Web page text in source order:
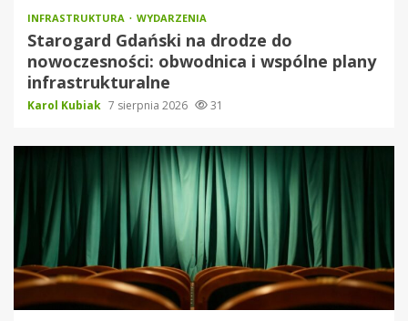
INFRASTRUKTURA WYDARZENIA
Starogard Gdański na drodze do
nowoczesności: obwodnica i wspólne plany
infrastrukturalne
Karol Kubiak 7 sierpnia 2026 31